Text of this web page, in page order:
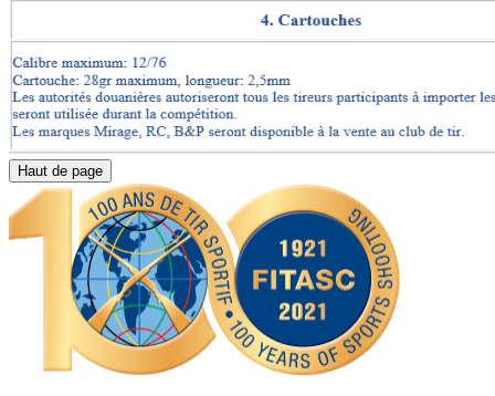
Haut de page